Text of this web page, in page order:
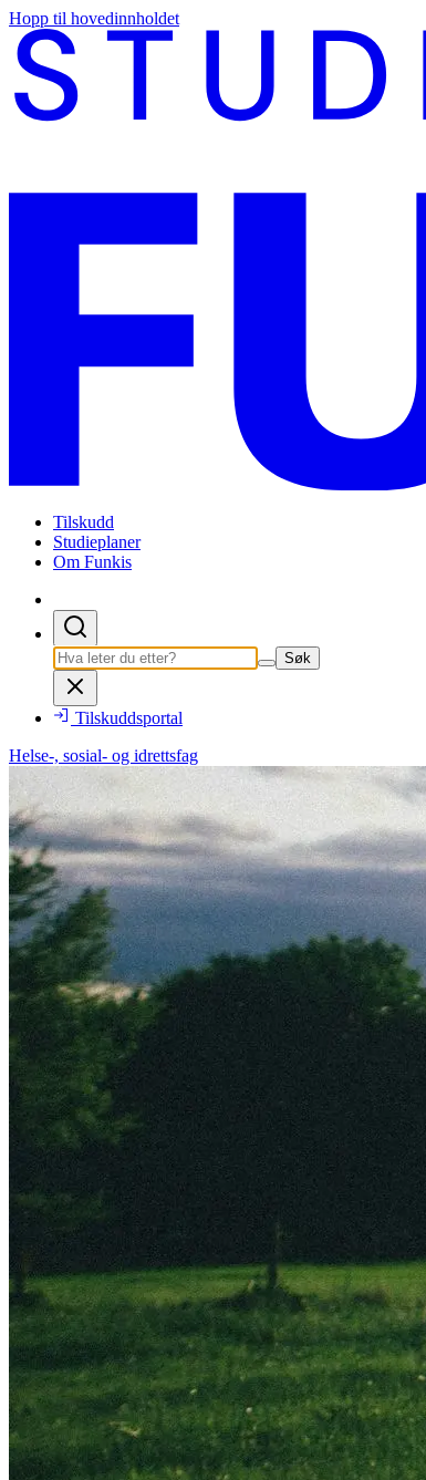
Hopp til hovedinnholdet
Tilskudd
Studieplaner
Om Funkis
Søk
Tilskuddsportal
Helse-, sosial- og idrettsfag